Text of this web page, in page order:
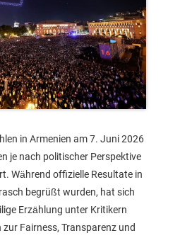
in Armenien am 7. Juni 2026
je nach politischer Perspektive
Während offizielle Resultate in
begrüßt wurden, hat sich
Erzählung unter Kritikern
Fairness, Transparenz und